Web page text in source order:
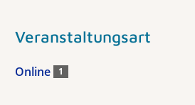
Veranstaltungsart
Online 1